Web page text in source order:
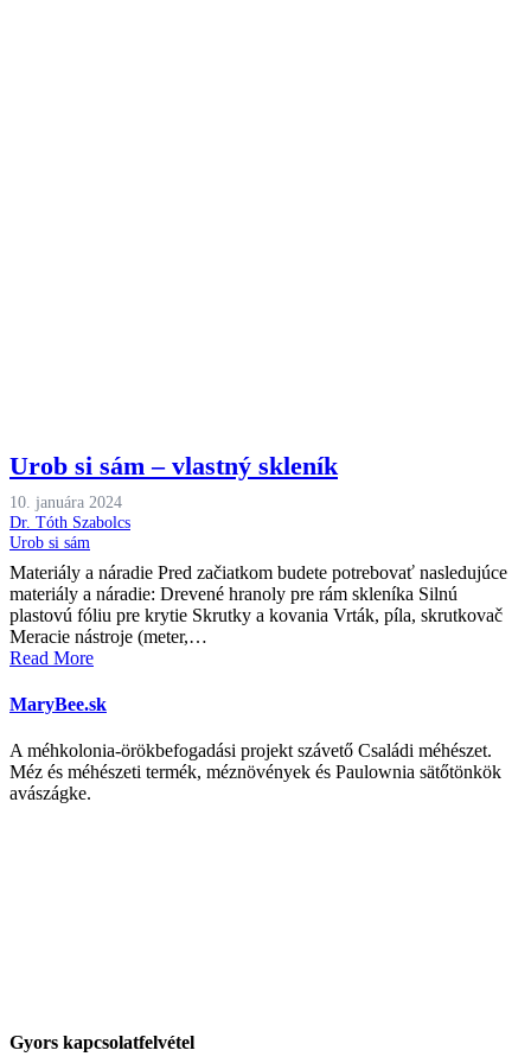
Urob si sám – vlastný skleník
10. januára 2024
Dr. Tóth Szabolcs
Urob si sám
Materiály a náradie Pred začiatkom budete potrebovať nasledujúce
materiály a náradie: Drevené hranoly pre rám skleníka Silnú
plastovú fóliu pre krytie Skrutky a kovania Vrták, píla, skrutkovač
Meracie nástroje (meter,…
Read More
MaryBee.sk
A méhkolonia-örökbefogadási projekt szávető Családi méhészet.
Méz és méhészeti termék, méznövények és Paulownia sätőtönkök
avászágke.
Gyors kapcsolatfelvétel